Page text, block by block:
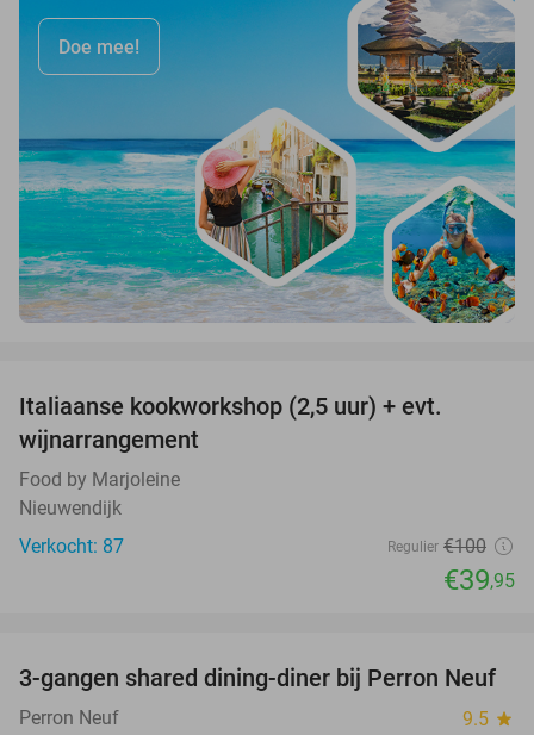
Doe mee!
Italiaanse kookworkshop (2,5 uur) + evt.
wijnarrangement
Food by Marjoleine
Nieuwendijk
Verkocht: 87
Regulier €100
€39,95
33%
3-gangen shared dining-diner bij Perron Neuf
Perron Neuf 9.5 star